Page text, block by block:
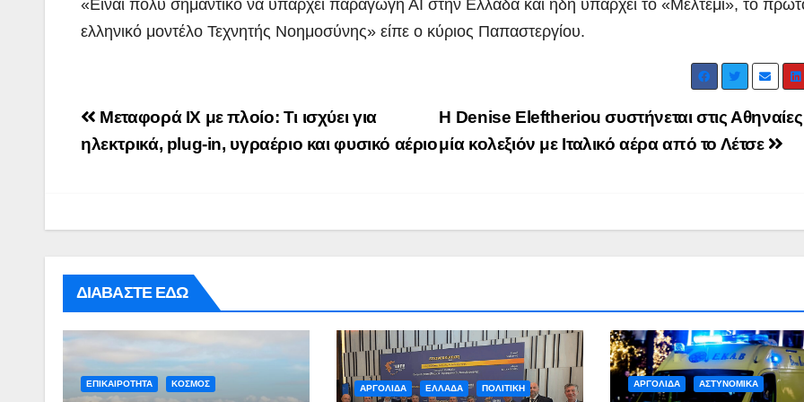
«Είναι πολύ σημαντικό να υπάρχει παραγωγή ΑΙ στην Ελλάδα και ήδη υπάρχει το «Μελτέμι», το
ελληνικό μοντέλο Τεχνητής Νοημοσύνης» είπε ο κύριος Παπαστεργίου.
Post
navigation
Η Denise Eleftheriou συστήνεται στις
μία κολεξιόν με Ιταλικό αέρα από το Λέτσε
Μεταφορά ΙΧ με πλοίο: Τι ισχύει για
ηλεκτρικά, plug-in, υγραέριο και φυσικό αέριο
ΔΙΑΒΑΣΤΕ ΕΔΩ
ΕΠΙΚΑΙΡΟΤΗΤΑ ΚΟΣΜΟΣ ΑΡΓΟΛΙΔΑ ΕΛΛΑΔΑ ΠΟΛΙΤΙΚΗ ΑΡΓΟΛΙΔΑ ΑΣΤΥΝΟΜΙΚΑ
Άσκηση
Λιμενικού
(βίντεο)
επίσκεψη του
Προέδρου
ΦΟΔΣΑ κ.
ADMIN
οδηγό
χρόνια
ADMIN